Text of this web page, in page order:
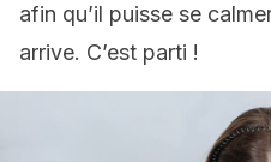
afin qu’il puisse se
arrive. C’est parti !